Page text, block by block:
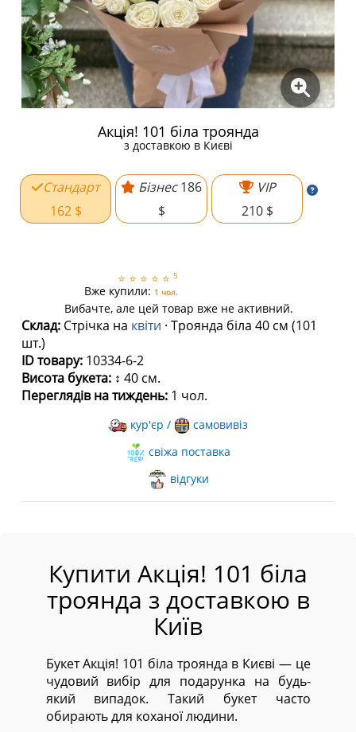
Акція! 101 біла троянда
з доставкою в Києві
Стандарт
162 $
Бізнес 186
$
VIP
210 $
⭐ ⭐ ⭐ ⭐ ⭐ 5
Вже купили: 1 чол.
Вибачте, але цей товар вже не активний.
Склад: Стрічка на квіти · Троянда біла 40 см (101
шт.)
ID товару: 10334-6-2
Висота букета: ↕ 40 см.
Переглядів на тиждень: 1 чол.
кур'єр /
самовивіз
свіжа поставка
відгуки
Купити Акція! 101 біла
троянда з доставкою в
Київ
Букет Акція! 101 біла троянда в Києві — це
чудовий вибір для подарунка на будь-
який випадок. Такий букет часто
обирають для коханої людини.